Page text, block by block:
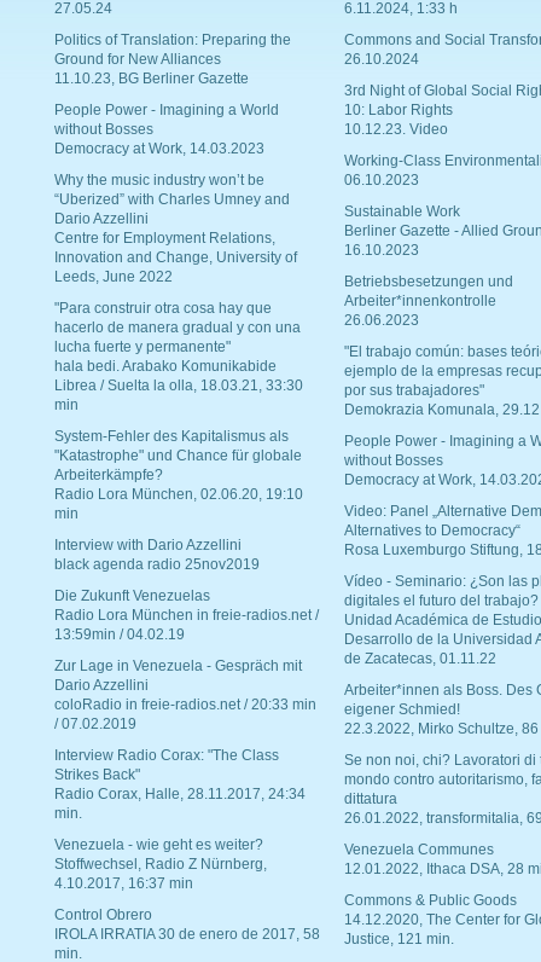
27.05.24
Politics of Translation: Preparing the
Ground for New Alliances
11.10.23, BG Berliner Gazette
People Power - Imagining a World
without Bosses
Democracy at Work, 14.03.2023
Why the music industry won’t be
“Uberized” with Charles Umney and
Dario Azzellini
Centre for Employment Relations,
Innovation and Change, University of
Leeds, June 2022
"Para construir otra cosa hay que
hacerlo de manera gradual y con una
lucha fuerte y permanente"
hala bedi. Arabako Komunikabide
Librea / Suelta la olla, 18.03.21, 33:30
min
System-Fehler des Kapitalismus als
"Katastrophe" und Chance für globale
Arbeiterkämpfe?
Radio Lora München, 02.06.20, 19:10
min
Interview with Dario Azzellini
black agenda radio 25nov2019
Die Zukunft Venezuelas
Radio Lora München in freie-radios.net /
13:59min / 04.02.19
Zur Lage in Venezuela - Gespräch mit
Dario Azzellini
coloRadio in freie-radios.net / 20:33 min
/ 07.02.2019
Interview Radio Corax: "The Class
Strikes Back"
Radio Corax, Halle, 28.11.2017, 24:34
min.
Venezuela - wie geht es weiter?
Stoffwechsel, Radio Z Nürnberg,
4.10.2017, 16:37 min
Control Obrero
IROLA IRRATIA 30 de enero de 2017, 58
min.
6.11.2024, 1:33 h
Commons and Social
26.10.2024
3rd Night of Global Social
10: Labor Rights
10.12.23. Video
Working-Class
06.10.2023
Sustainable Work
Berliner Gazette - Allied
16.10.2023
Betriebsbesetzungen und
Arbeiter*innenkontrolle
26.06.2023
"El trabajo común: bases
ejemplo de la empresas
por sus trabajadores"
Demokrazia Komunala,
People Power - Imagining a
without Bosses
Democracy at Work,
Video: Panel „Alternative
Alternatives to Democracy“
Rosa Luxemburgo Stiftung,
Vídeo - Seminario: ¿Son las
digitales el futuro del trabajo?
Unidad Académica de
Desarrollo de la Universidad
de Zacatecas, 01.11.22
Arbeiter*innen als Boss. Des
eigener Schmied!
22.3.2022, Mirko Schultze, 86
Se non noi, chi? Lavoratori di
mondo contro autoritarismo,
dittatura
26.01.2022, transformitalia,
Venezuela Communes
12.01.2022, Ithaca DSA, 28
Commons & Public Goods
14.12.2020, The Center for
Justice, 121 min.